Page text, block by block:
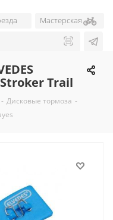
Мастерская
Trail
- Дисковые тормоза -